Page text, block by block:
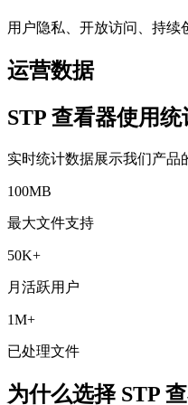
用户隐私、开放访问、持续
运营数据
STP 查看器使用统
实时统计数据展示我们产品
100MB
最大文件支持
50K+
月活跃用户
1M+
已处理文件
为什么选择 STP